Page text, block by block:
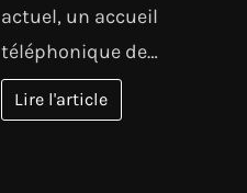
actuel, un accueil
téléphonique de…
Lire l'article